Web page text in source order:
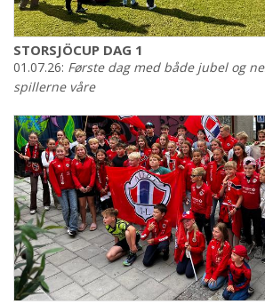
STORSJÖCUP DAG 1
01.07.26: Første dag med både jubel og
spillerne våre